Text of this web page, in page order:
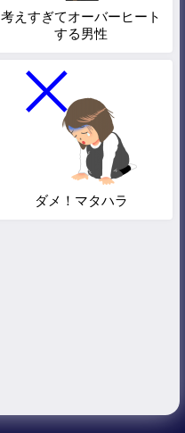
考えすぎてオーバーヒート
する男性
ダメ！マタハラ